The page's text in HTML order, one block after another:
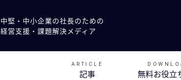
中堅・中小企業の社長のための
経営支援・課題解決メディア
ARTICLE
記事 無料お役立